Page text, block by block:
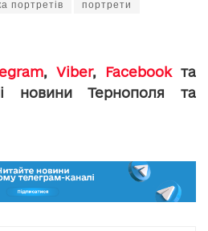
портретів портрети
, Viber, Facebookта
новини Тернополя та